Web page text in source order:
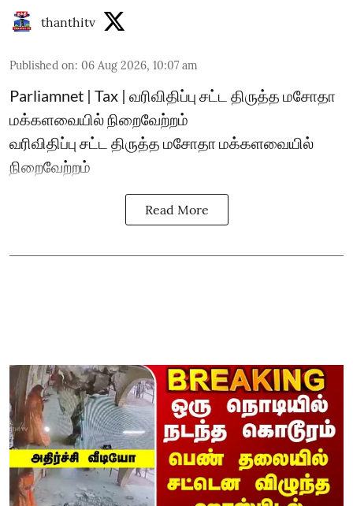
thanthitv
Published on: 06 Aug 2026, 10:07 am
Parliamnet | Tax | வரிவிதிப்பு சட்ட திருத்த மசோதா
மக்களவையில் நிறைவேற்றம்
வரிவிதிப்பு சட்ட திருத்த மசோதா மக்களவையில்
நிறைவேற்றம்
Read More